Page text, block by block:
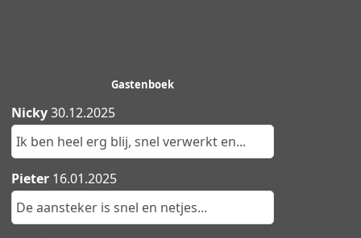
Gastenboek
Nicky30.12.2025
Ik ben heel erg blij, snel verwerkt en...
Pieter 16.01.2025
De aansteker is snel en netjes...